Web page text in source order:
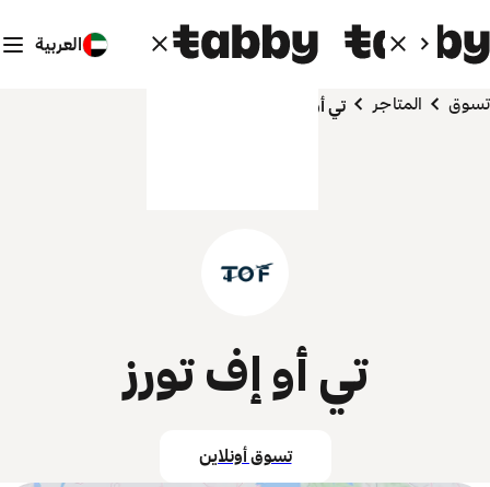
العربية
تسوق المتاجر تي أو إف تورز
تي أو إف تورز
تسوق أونلاين